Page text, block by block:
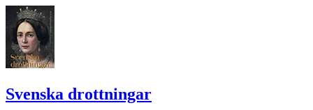
Svenska drottningar